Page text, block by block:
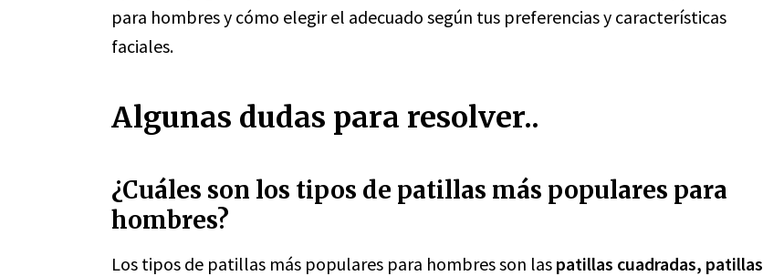
para hombres y cómo elegir el adecuado según tus preferencias y características
faciales.
Algunas dudas para resolver..
¿Cuáles son los tipos de patillas más populares para
hombres?
Los tipos de patillas más populares para hombres son las patillas cuadradas, patillas